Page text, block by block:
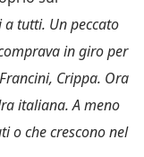
a tutti. Un peccato
in giro per
Crippa. Ora
italiana. A meno
o che crescono nel